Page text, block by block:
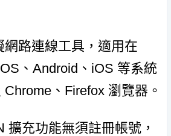
網路連線工具，適用在
、Android、iOS 等系統
、Firefox 瀏覽器。
擴充功能無須註冊帳號，